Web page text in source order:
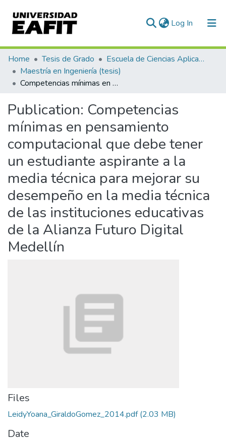
Log In (current)
Communities & Collections
All of DSpace
Home Tesis de Grado
Escuela de Ciencias Aplicadas e Ingeniería
Maestría en Ingeniería (tesis)
Competencias mínimas en pensamiento computacional que debe tener un estudiante aspirante a la media técnica para mejorar su desempeño en la media técnica de las instituciones educativas de la Alianza Futuro Digital Medellín
Publication: Competencias
mínimas en pensamiento
computacional que debe tener
un estudiante aspirante a la
media técnica para mejorar su
desempeño en la media técnica
de las instituciones educativas
de la Alianza Futuro Digital
Medellín
Files
LeidyYoana_GiraldoGomez_2014.pdf(2.03 MB)
Date